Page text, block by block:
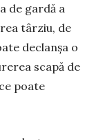
de gardă a
târziu, de
declanșa o
scapă de
poate